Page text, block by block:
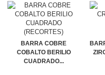
BARRA COBRE
COBALTO BERILIO
CUADRADO...